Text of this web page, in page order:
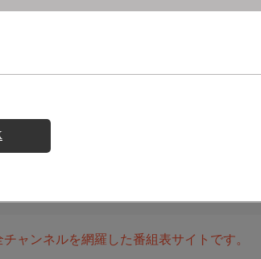
ャンネルを網羅した番組表サイトです。